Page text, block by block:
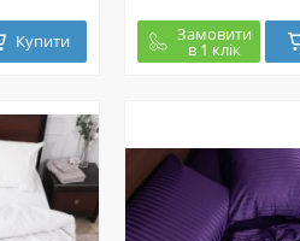
Купити Замовити
в 1 клік